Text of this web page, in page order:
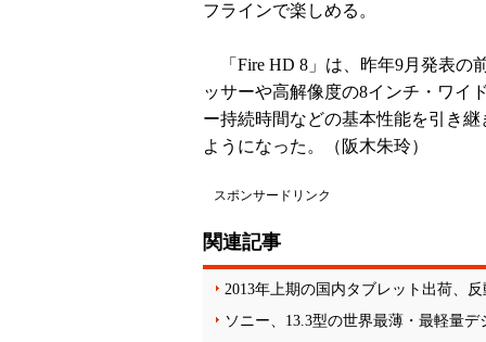
フラインで楽しめる。
「Fire HD 8」は、昨年9月発表の
ッサーや高解像度の8インチ・ワイ
ー持続時間などの基本性能を引き
ようになった。（阪木朱玲）
スポンサードリンク
関連記事
2013年上期の国内タブレット出荷、
ソニー、13.3型の世界最薄・最軽量